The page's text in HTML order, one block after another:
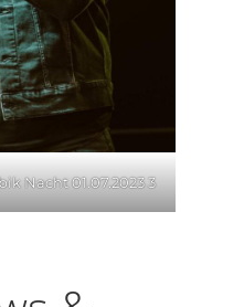
Nacht 01.07.2023 3